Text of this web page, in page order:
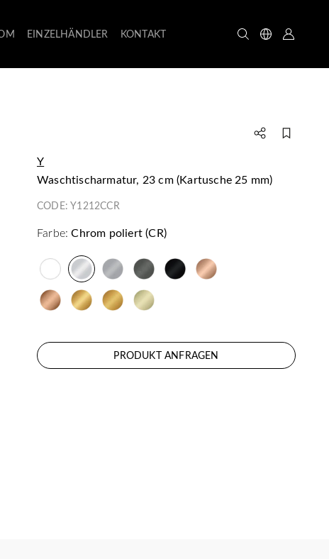
EINZELHÄNDLER KONTAKT
Y
Waschtischarmatur, 23 cm (Kartusche 25 mm)
CODE:Y1212CCR
Farbe: Chrom poliert (CR)
PRODUKT ANFRAGEN